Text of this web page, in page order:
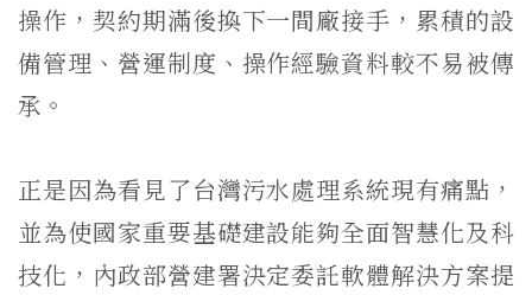
操作，契約期滿後換下一間廠接手，累積的設
備管理、營運制度、操作經驗資料較不易被傳
承。
正是因為看見了台灣污水處理系統現有痛點，
並為使國家重要基礎建設能夠全面智慧化及科
技化，內政部營建署決定委託軟體解決方案提